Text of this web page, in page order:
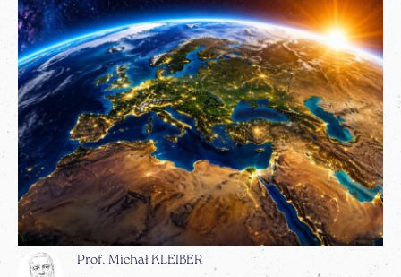
Prof. Michał KLEIBER